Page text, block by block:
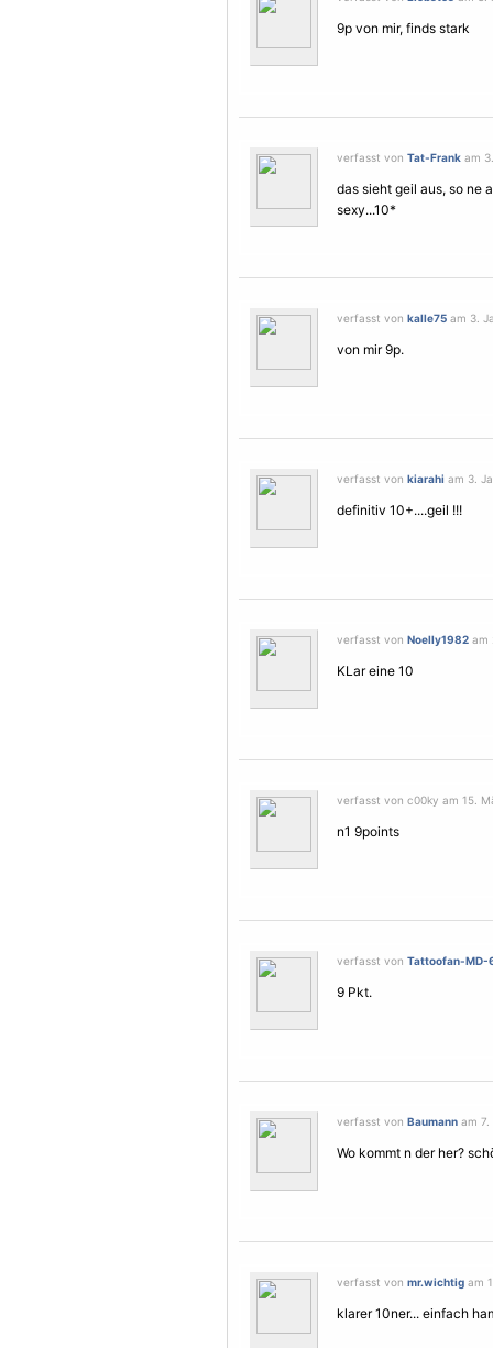
9p von mir, finds stark
verfasst von Tat-Frank am
das sieht geil aus, so ne
sexy...10*
verfasst von kalle75 am 3.
von mir 9p.
verfasst von kiarahi am 3.
definitiv 10+....geil !!!
verfasst von Noelly1982 am
KLar eine 10
verfasst von c00ky am 15.
n1 9points
verfasst von Tattoofan-MD-
9 Pkt.
verfasst von Baumann am 7.
Wo kommt n der her?
verfasst von mr.wichtig am
klarer 10ner... einfach